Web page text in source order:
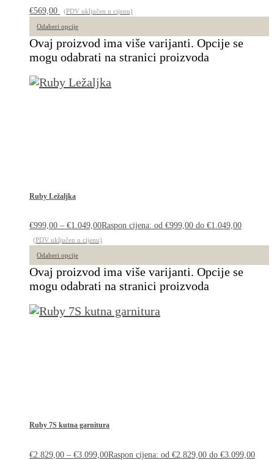
€569,00 (PDV uključen u cijenu)
Odaberi opcije
Ovaj proizvod ima više varijanti. Opcije se
mogu odabrati na stranici proizvoda
Ruby Ležaljka
€999,00 – €1.049,00Raspon cijena: od €999,00 do €1.049,00
(PDV uključen u cijenu)
Odaberi opcije
Ovaj proizvod ima više varijanti. Opcije se
mogu odabrati na stranici proizvoda
Ruby 7S kutna garnitura
€2.829,00 – €3.099,00Raspon cijena: od €2.829,00 do €3.099,00